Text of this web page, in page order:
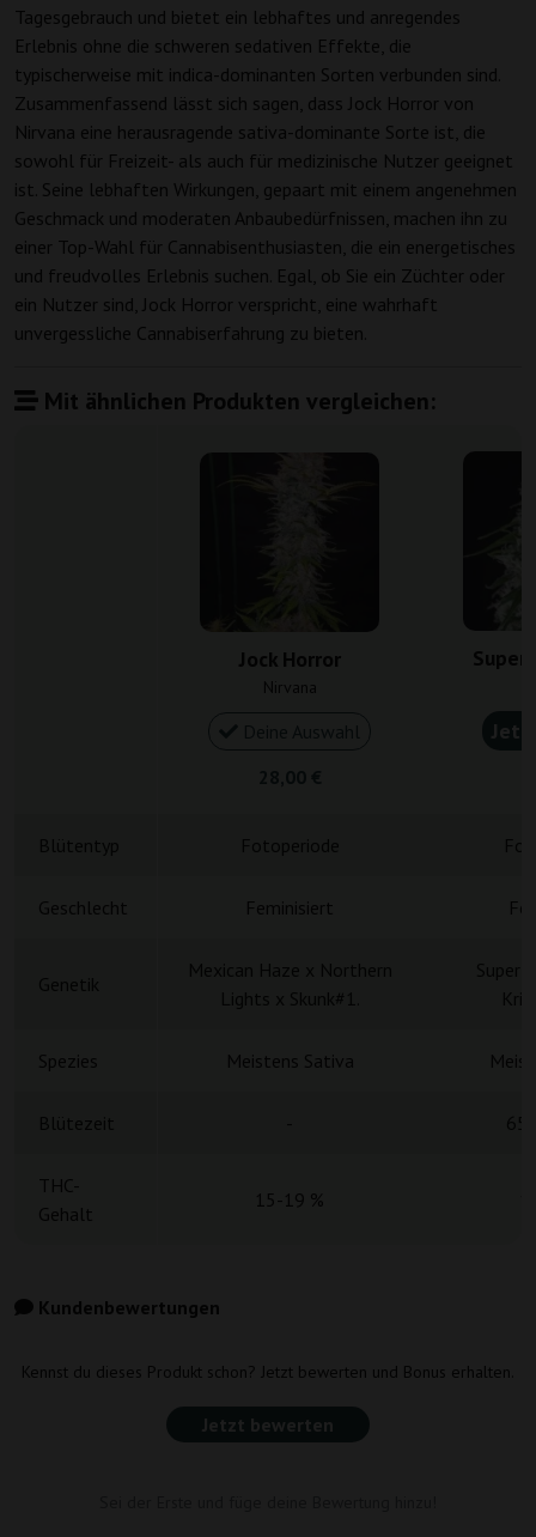
Tagesgebrauch und bietet ein lebhaftes und anregendes
Erlebnis ohne die schweren sedativen Effekte, die
typischerweise mit indica-dominanten Sorten verbunden sind.
Zusammenfassend lässt sich sagen, dass Jock Horror von
Nirvana eine herausragende sativa-dominante Sorte ist, die
sowohl für Freizeit- als auch für medizinische Nutzer geeignet
ist. Seine lebhaften Wirkungen, gepaart mit einem angenehmen
Geschmack und moderaten Anbaubedürfnissen, machen ihn zu
einer Top-Wahl für Cannabisenthusiasten, die ein energetisches
und freudvolles Erlebnis suchen. Egal, ob Sie ein Züchter oder
ein Nutzer sind, Jock Horror verspricht, eine wahrhaft
unvergessliche Cannabiserfahrung zu bieten.
Mit ähnlichen Produkten vergleichen:
Jock Horror
Nirvana
Super
Geschlecht Feminisiert
Spezies Meistens Sativa
THC-
Gehalt
15-19 %
Kundenbewertungen
Kennst du dieses Produkt schon? Jetzt bewerten und Bonus erhalten.
Jetzt bewerten